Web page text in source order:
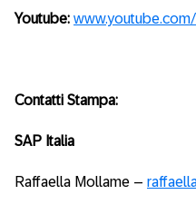
Youtube:
Contatti Stampa:
SAP Italia
Raffaella Mollame –